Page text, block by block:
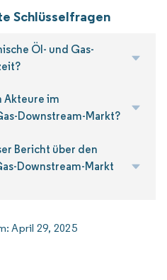
Schlüsselfragen
Öl- und Gas-
Akteure im
Downstream-Markt?
Bericht über den
Downstream-Markt
April 29, 2025